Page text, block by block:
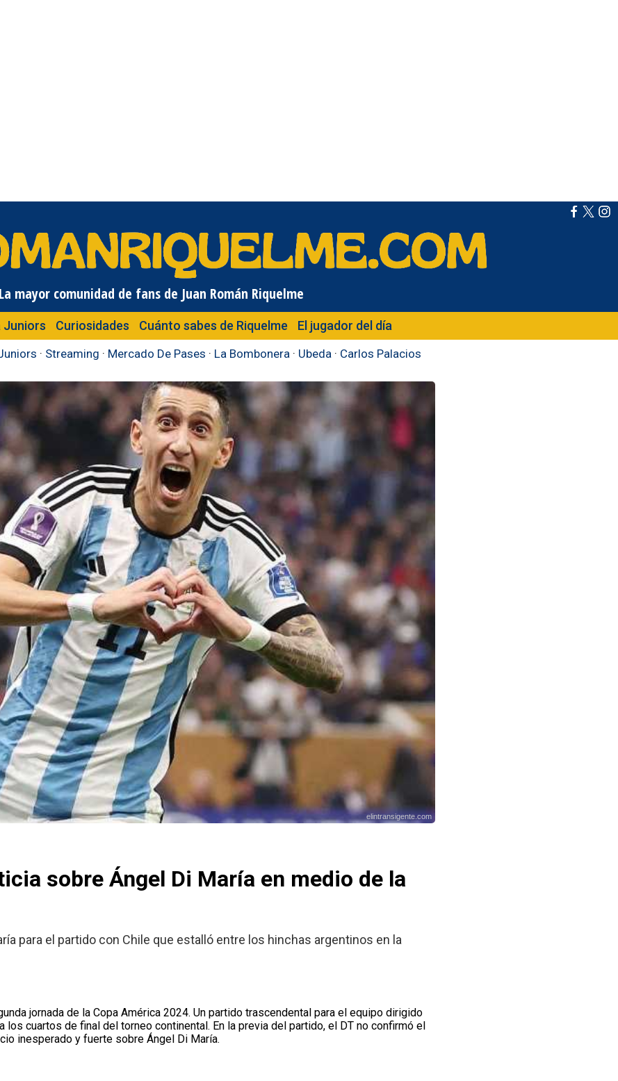
La mayor comunidad de fans de Juan Román Riquelme
Juniors Curiosidades Cuánto sabes de Riquelme El jugador del día
· Streaming · Mercado De Pases · La Bombonera · Ubeda · Carlos Palacios
elintransigente.com
sobre Ángel Di María en medio de la
para el partido con Chile que estalló entre los hinchas argentinos en la
jornada de la Copa América 2024. Un partido trascendental para el equipo dirigido
los cuartos de final del torneo continental. En la previa del partido, el DT no confirmó el
inesperado y fuerte sobre Ángel Di María.